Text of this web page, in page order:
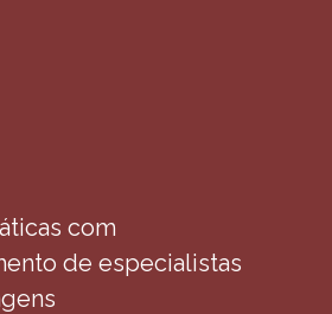
com
de especialistas